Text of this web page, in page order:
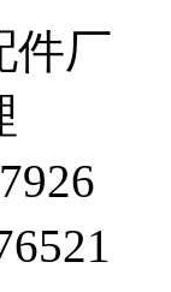
件厂